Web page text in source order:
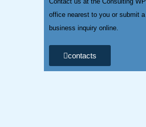
office nearest to you or submit a
business inquiry online.
contacts